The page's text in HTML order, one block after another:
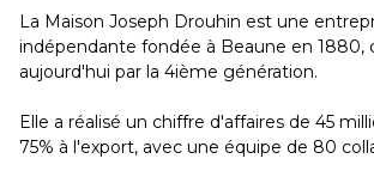
La Maison Joseph Drouhin est une
indépendante fondée à Beaune en 1880,
aujourd'hui par la 4ième génération.
Elle a réalisé un chiffre d'affaires de 45
75% à l'export, avec une équipe de 80